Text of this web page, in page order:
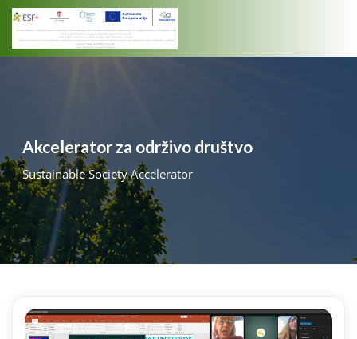
Skip
content
Akcelerator za održivo društvo
Sustainable Society Accelerator